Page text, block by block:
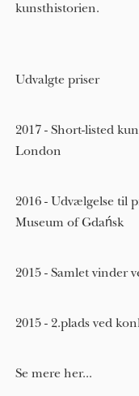
kunsthistorien.
Udvalgte priser
2017 - Short-listed
London
2016 - Udvælgelse til
Museum of Gdańsk
2015 - Samlet vinder
2015 - 2.plads ved
Se mere her...